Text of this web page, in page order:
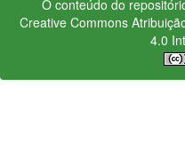
O conteúdo do
Creative Commons
4.0